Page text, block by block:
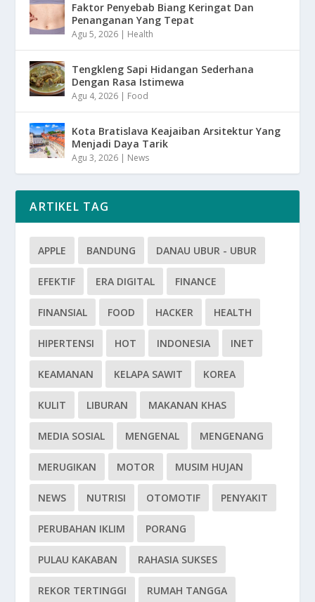
Faktor Penyebab Biang Keringat Dan
Penanganan Yang Tepat
Agu 5, 2026 | Health
Tengkleng Sapi Hidangan Sederhana
Dengan Rasa Istimewa
Agu 4, 2026 | Food
Kota Bratislava Keajaiban Arsitektur Yang
Menjadi Daya Tarik
Agu 3, 2026 | News
ARTIKEL TAG
APPLE BANDUNG DANAU UBUR - UBUR
EFEKTIF ERA DIGITAL FINANCE
FINANSIAL FOOD HACKER HEALTH
HIPERTENSI HOT INDONESIA INET
KEAMANAN KELAPA SAWIT KOREA
KULIT LIBURAN MAKANAN KHAS
MEDIA SOSIAL MENGENAL MENGENANG
MERUGIKAN MOTOR MUSIM HUJAN
NEWS NUTRISI OTOMOTIF PENYAKIT
PERUBAHAN IKLIM PORANG
PULAU KAKABAN RAHASIA SUKSES
REKOR TERTINGGI RUMAH TANGGA